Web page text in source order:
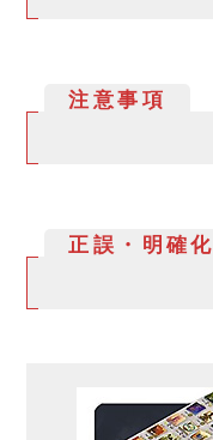
注意事項
正誤・明確化